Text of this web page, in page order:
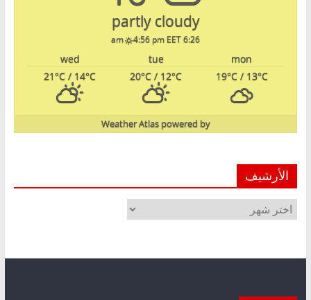
partly cloudy
6:26 am
4:56 pm EET
mon
tue
wed
19°C/ 13°C
20°C / 12°C
21°C / 14°C
powered by
Weather Atlas
الأرشيف
الأرشيف